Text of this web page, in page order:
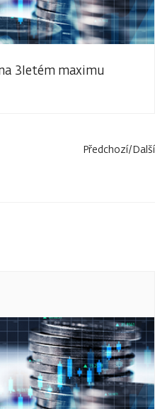
3letém maximu
Předchozí/Další